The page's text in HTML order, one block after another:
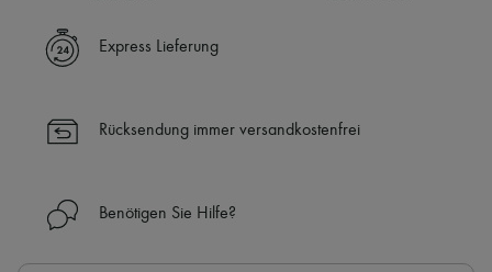
Express Lieferung
Rücksendung immer versandkostenfrei
Benötigen Sie Hilfe?